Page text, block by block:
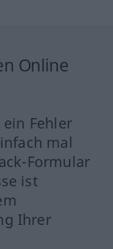
Online
Fehler
mal
Formular
ist
Ihrer